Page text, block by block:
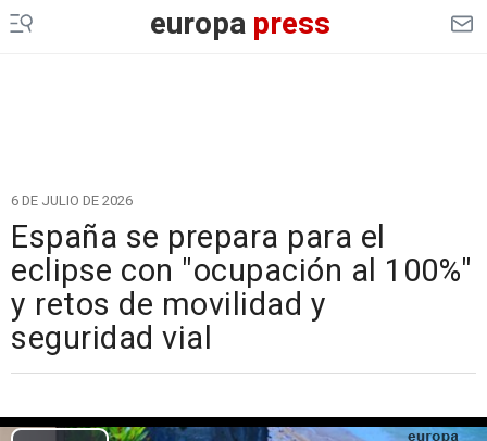
europapress
6 DE JULIO DE 2026
España se prepara para el
eclipse con "ocupación al 100%"
y retos de movilidad y
seguridad vial